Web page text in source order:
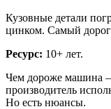
Кузовные детали
цинком. Самый
Ресурс: 10+ лет.
Чем дороже машина
производитель
Но есть нюансы.